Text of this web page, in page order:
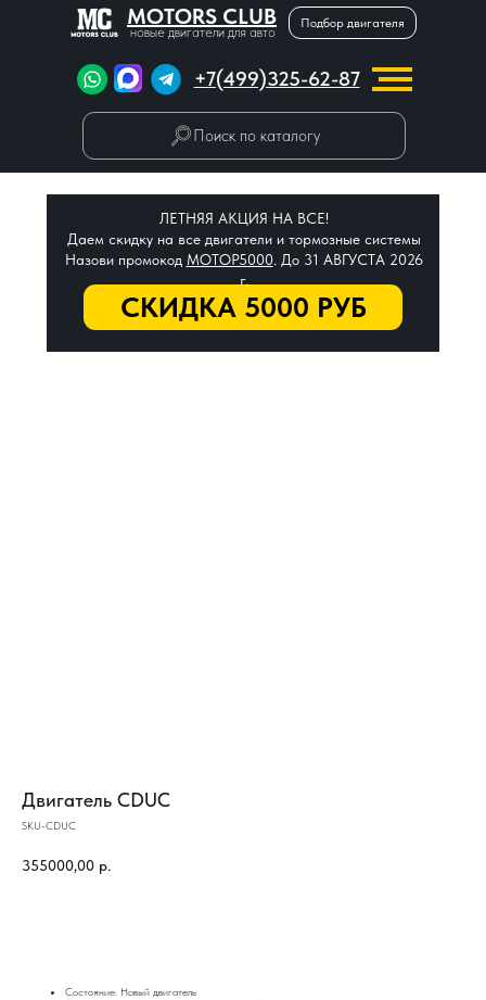
MOTORS CLUB
новые двигатели для авто
Подбор двигателя
+7(499)325-62-87
Поиск по каталогу
СКИДКА 5000 РУБ
ЛЕТНЯЯ АКЦИЯ НА ВСЕ!
Даем скидку на все двигатели и тормозные системы
Назови промокод МОТОР5000. До 31 АВГУСТА 2026
г.
Двигатель CDUC
SKU-CDUC
355000,00 р.
Состояние: Новый двигатель